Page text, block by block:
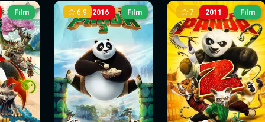
Film 2016
6.9 Film 2011
7 Film